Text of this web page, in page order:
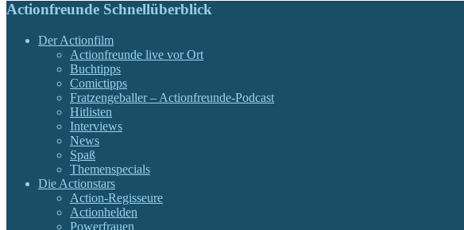
Actionfreunde Schnellüberblick
Der Actionfilm
Actionfreunde live vor Ort
Buchtipps
Comictipps
Fratzengeballer – Actionfreunde-Podcast
Hitlisten
Interviews
News
Spaß
Themenspecials
Die Actionstars
Action-Regisseure
Actionhelden
Powerfrauen